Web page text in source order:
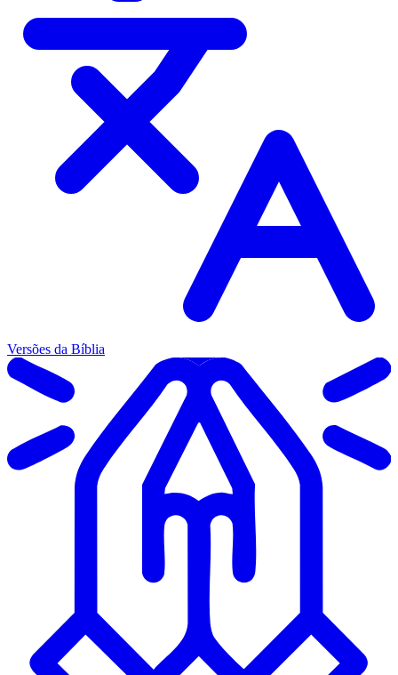
Versões da Bíblia